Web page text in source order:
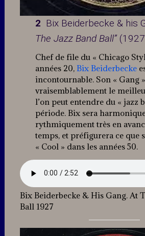
2 Bix Beiderbecke & his
The Jazz Band Ball”
Chef de file du « Chicago
années 20, Bix Beiderbecke
incontournable. Son « Gang
vraisemblablement le
l’on peut entendre du « jazz
période. Bix sera
rythmiquement très en
temps, et préfigurera ce que
« Cool » dans les années 50.
Bix Beiderbecke & His Gang. At
Ball 1927